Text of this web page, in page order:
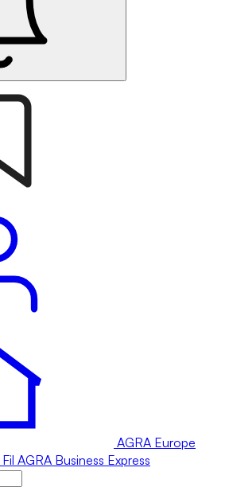
AGRA Europe
Fil AGRA Business Express